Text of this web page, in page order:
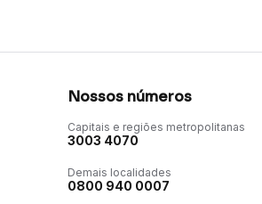
Nossos números
Capitais e regiões metropolitanas
3003 4070
Demais localidades
0800 940 0007